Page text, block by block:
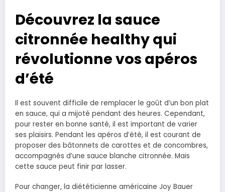
Découvrez la sauce
citronnée healthy qui
révolutionne vos apéros
d’été
Il est souvent difficile de remplacer le goût d’un bon plat
en sauce, qui a mijoté pendant des heures. Cependant,
pour rester en bonne santé, il est important de varier
ses plaisirs. Pendant les apéros d’été, il est courant de
proposer des bâtonnets de carottes et de concombres,
accompagnés d’une sauce blanche citronnée. Mais
cette sauce peut finir par lasser.
Pour changer, la diététicienne américaine Joy Bauer